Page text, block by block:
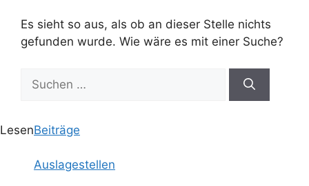
Es sieht so aus, als ob an dieser Stelle nichts
gefunden wurde. Wie wäre es mit einer Suche?
nach:
LesenBeiträge
Auslagestellen